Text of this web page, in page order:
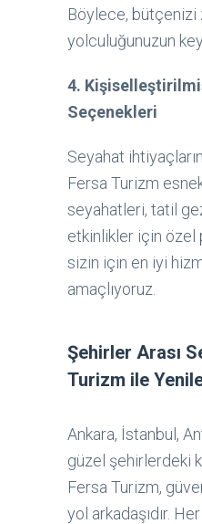
Böylece, bütçenizi
yolculuğunuzun
4.
Seçenekleri
Seyahat
Fersa Turizm
seyahatleri, tatil
etkinlikler için özel
sizin için en iyi
amaçlıyoruz.
Şehirler Arası
Turizm ile
Ankara, İstanbul,
güzel şehirlerdeki
Fersa Turizm,
yol arkadaşıdır.